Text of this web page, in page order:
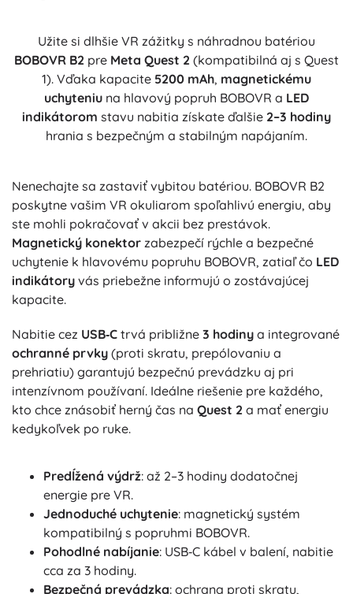
Užite si dlhšie VR zážitky s náhradnou batériou
BOBOVR B2 pre Meta Quest 2 (kompatibilná aj s Quest
1). Vďaka kapacite 5200 mAh, magnetickému
uchyteniu na hlavový popruh BOBOVR a LED
indikátorom stavu nabitia získate ďalšie 2–3 hodiny
hrania s bezpečným a stabilným napájaním.
Nenechajte sa zastaviť vybitou batériou. BOBOVR B2
poskytne vašim VR okuliarom spoľahlivú energiu, aby
ste mohli pokračovať v akcii bez prestávok.
Magnetický konektor zabezpečí rýchle a bezpečné
uchytenie k hlavovému popruhu BOBOVR, zatiaľ čo LED
indikátory vás priebežne informujú o zostávajúcej
kapacite.
Nabitie cez USB‑C trvá približne 3 hodiny a integrované
ochranné prvky (proti skratu, prepólovaniu a
prehriatiu) garantujú bezpečnú prevádzku aj pri
intenzívnom používaní. Ideálne riešenie pre každého,
kto chce znásobiť herný čas na Quest 2 a mať energiu
kedykoľvek po ruke.
Predĺžená výdrž: až 2–3 hodiny dodatočnej
energie pre VR.
Jednoduché uchytenie: magnetický systém
kompatibilný s popruhmi BOBOVR.
Pohodlné nabíjanie: USB‑C kábel v balení, nabitie
cca za 3 hodiny.
Bezpečná prevádzka: ochrana proti skratu,